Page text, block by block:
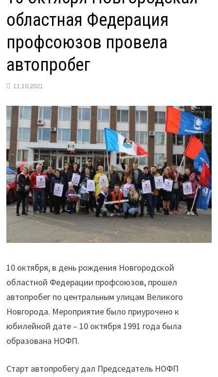
областная Федерация
профсоюзов провела
автопробег
11.10.2021
10 октября, в день рождения Новгородской
областной Федерации профсоюзов, прошел
автопробег по центральным улицам Великого
Новгорода. Мероприятие было приурочено к
юбилейной дате – 10 октября 1991 года была
образована НОФП.
Старт автопробегу дал Председатель НОФП